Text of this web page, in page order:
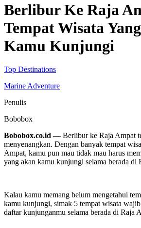
Berlibur Ke Raja
Tempat Wisata
Kamu Kunjungi
Top Destinations
Marine Adventure
Penulis
Bobobox
Bobobox.co.id — Berlibur ke Raja Ampat
menyenangkan. Dengan banyak tempat
Ampat, kamu pun mau tidak mau harus
yang akan kamu kunjungi selama berada di
Kalau kamu memang belum mengetahui
kamu kunjungi, simak 5 tempat wisata
daftar kunjunganmu selama berada di Raja